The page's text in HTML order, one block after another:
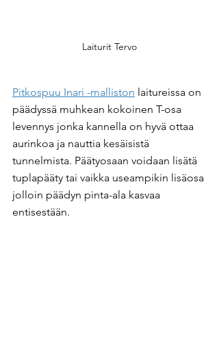
Laiturit Tervo
Pitkospuu Inari -malliston laitureissa on
päädyssä muhkean kokoinen T-osa
levennys jonka kannella on hyvä ottaa
aurinkoa ja nauttia kesäisistä
tunnelmista. Päätyosaan voidaan lisätä
tuplapääty tai vaikka useampikin lisäosa
jolloin päädyn pinta-ala kasvaa
entisestään.